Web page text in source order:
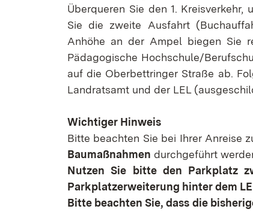
Überqueren Sie den 1. Kreisverkehr,
Sie die zweite Ausfahrt
Anhöhe an der Ampel biegen Sie
Pädagogische Hochschule/
auf die Oberbettringer Straße ab.
Landratsamt und der LEL
Wichtiger Hinweis
Bitte beachten Sie bei Ihrer Anreise
Baumaßnahmen durchgeführt
Nutzen Sie bitte den Parkplatz
Parkplatzerweiterung hinter dem
Bitte beachten Sie, dass die